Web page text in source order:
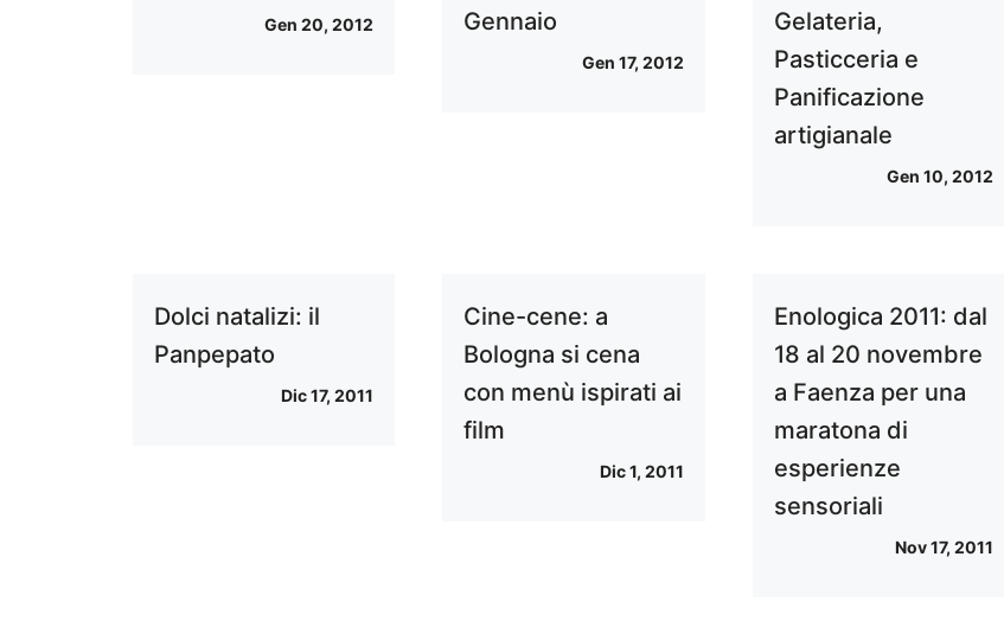
Gen 20, 2012
Gennaio
Gen 17, 2012
Gelateria,
Pasticceria e
Panificazione
artigianale
Gen 10, 2012
Dolci natalizi: il
Panpepato
Dic 17, 2011
Cine-cene: a
Bologna si cena
con menù ispirati ai
film
Dic 1, 2011
Enologica 2011: dal
18 al 20 novembre
a Faenza per una
maratona di
esperienze
sensoriali
Nov 17, 2011